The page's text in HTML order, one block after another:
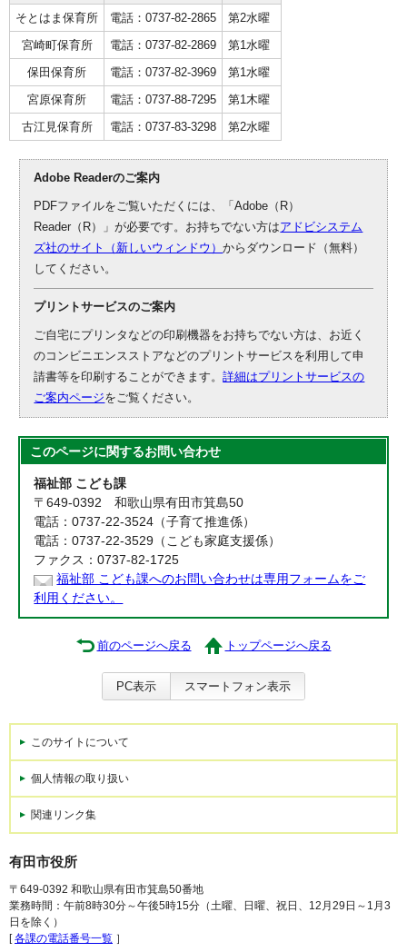
そとはま保育所
電話：0737-82-2865
第2水曜
宮崎町保育所
電話：0737-82-2869
第1水曜
保田保育所
電話：0737-82-3969
第1水曜
宮原保育所
電話：0737-88-7295
第1木曜
古江見保育所
電話：0737-83-3298 第2水曜
Adobe Readerのご案内
PDFファイルをご覧いただくには、「Adobe（R）
Reader（R）」が必要です。お持ちでない方はアドビシステム
ズ社のサイト（新しいウィンドウ）からダウンロード（無料）
してください。
プリントサービスのご案内
ご自宅にプリンタなどの印刷機器をお持ちでない方は、お近く
のコンビニエンスストアなどのプリントサービスを利用して申
請書等を印刷することができます。詳細はプリントサービスの
ご案内ページをご覧ください。
このページに関するお問い合わせ
福祉部 こども課
〒649-0392 和歌山県有田市箕島50
電話：0737-22-3524（子育て推進係）
電話：0737-22-3529（こども家庭支援係）
ファクス：0737-82-1725
福祉部 こども課へのお問い合わせは専用フォームをご
利用ください。
前のページへ戻る トップページへ戻る
PC表示 スマートフォン表示
このサイトについて
個人情報の取り扱い
関連リンク集
有田市役所
〒649-0392 和歌山県有田市箕島50番地
業務時間：午前8時30分～午後5時15分（土曜、日曜、祝日、12月29日～1月3
日を除く）
[各課の電話番号一覧 ］